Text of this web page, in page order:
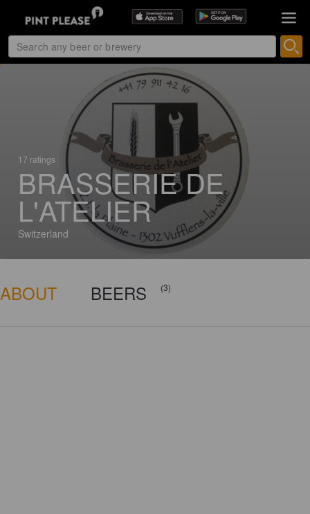
17 ratings
BRASSERIE DE
L'ATELIER
Switzerland
ABOUT BEERS (3)